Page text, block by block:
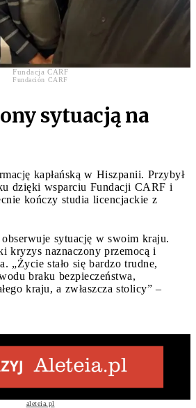
Fundacja CARF
Fundación CARF
sytuacją na
kapłańską w Hiszpanii. Przybył
dzięki wsparciu Fundacji CARF i
kończy studia licencjackie z
sytuację w swoim kraju.
kryzys naznaczony przemocą i
„Życie stało się bardzo trudne,
braku bezpieczeństwa,
kraju, a zwłaszcza stolicy” –
aleteia.pl